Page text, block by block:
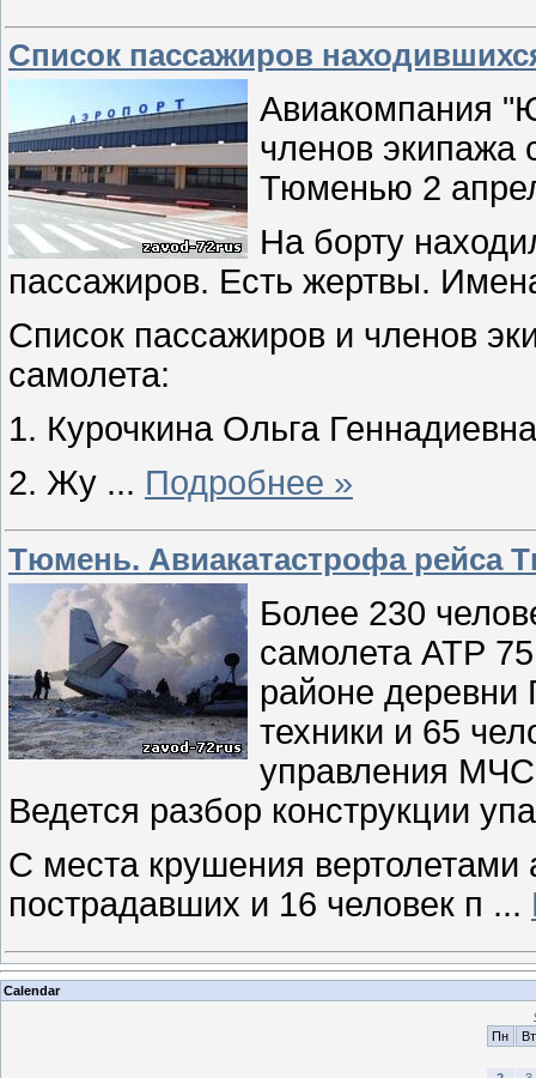
Список пассажиров
Авиакомпания
членов экипажа
Тюменью 2
На борту
пассажиров. Есть жертвы.
Список пассажиров и членов
самолета:
1. Курочкина Ольга
2. Жу ... Подробнее »
Тюмень. Авиакатастрофа рейса
Более 230
самолета АТР
районе деревни
техники и 65
управления
Ведется разбор конструкции
С места крушения
пострадавших и 16 человек п ...
Calendar
Пн
Вт